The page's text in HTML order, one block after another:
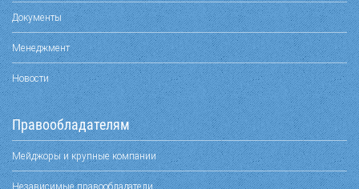
Документы
Менеджмент
Новости
Правообладателям
Мейджоры и крупные компании
Независимые правообладатели